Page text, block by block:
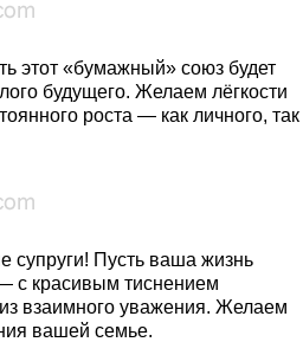
этот «бумажный» союз будет
будущего. Желаем лёгкости
роста — как личного, так
супруги! Пусть ваша жизнь
с красивым тиснением
взаимного уважения. Желаем
вашей семье.